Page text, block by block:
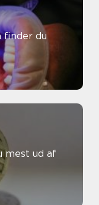
mest ud af